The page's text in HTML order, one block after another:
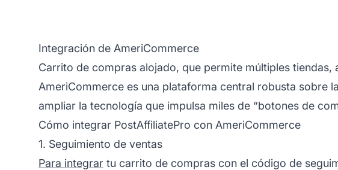
Integración de AmeriCommerce
Carrito de compras alojado, que permite múltiples
AmeriCommerce es una plataforma central robusta sobre
ampliar la tecnología que impulsa miles de “botones de
Cómo integrar PostAffiliatePro con AmeriCommerce
1. Seguimiento de ventas
Para integrar tu carrito de compras con el código de